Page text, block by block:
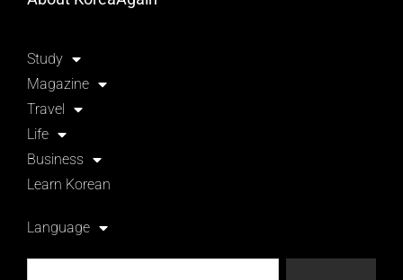
Study
Magazine
Travel
Life
Business
Learn Korean
Language